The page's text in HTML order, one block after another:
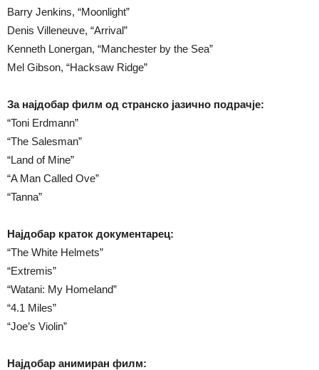
Barry Jenkins, “Moonlight”
Denis Villeneuve, “Arrival”
Kenneth Lonergan, “Manchester by the Sea”
Mel Gibson, “Hacksaw Ridge”
За најдобар филм од странско јазично подрачје:
“Toni Erdmann”
“The Salesman”
“Land of Mine”
“A Man Called Ove”
“Tanna”
Најдобар краток документарец:
“The White Helmets”
“Extremis”
“Watani: My Homeland”
“4.1 Miles”
“Joe’s Violin”
Најдобар анимиран филм: